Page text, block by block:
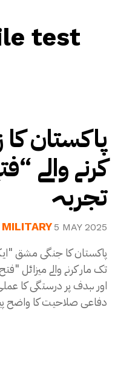
test
پاکستان
کرنے والے
تجربہ
MILITARY 5 MAY 2025
پاکستان کا جنگی مشق
تک مار کرنے والے میزائل
اور ہدف پر درستگی کا
دفاعی صلاحیت کا واضح